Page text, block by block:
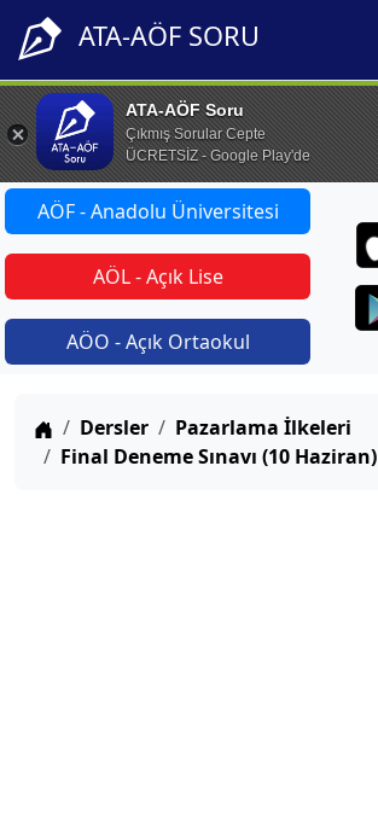
ATA-AÖF SORU
ATA-AÖF Soru
Çıkmış Sorular Cepte
ÜCRETSİZ - Google Play'de
AÖF - Anadolu Üniversitesi
AÖL - Açık Lise
AÖO - Açık Ortaokul
Anasayfa
Dersler
Pazarlama İlkeleri
Final Deneme Sınavı (10 Haziran)